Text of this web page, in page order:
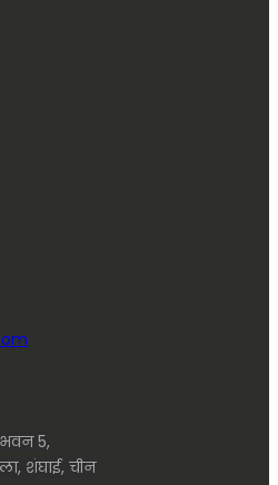
5,
शंघाई, चीन